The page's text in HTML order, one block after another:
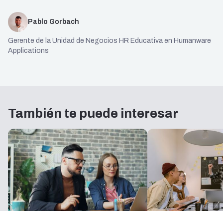
Pablo Gorbach
Gerente de la Unidad de Negocios HR Educativa en Humanware
Applications
También te puede interesar